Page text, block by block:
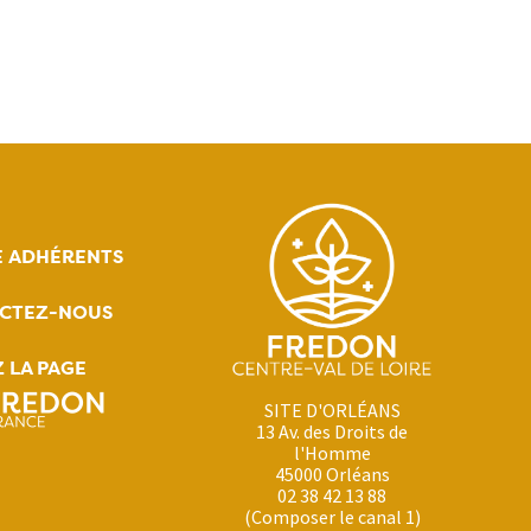
ADHÉRENTS
NOUS
LA PAGE
SITE D'ORLÉANS
13 Av. des Droits de
l'Homme
45000 Orléans
02 38 42 13 88
(Composer le canal 1)